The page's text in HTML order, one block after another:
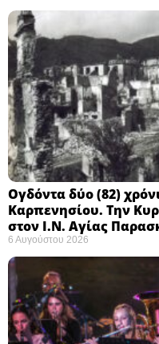
Ογδόντα δύο (82)
Καρπενησίου. Την
στον Ι.Ν. Αγίας
6 Αυγούστου 2026